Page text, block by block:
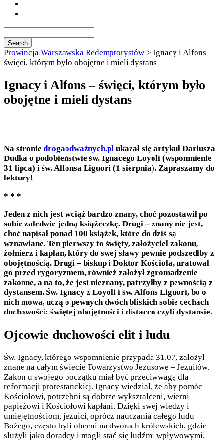
Prowincja Warszawska Redemptorystów > Ignacy i Alfons –
święci, którym było obojętne i mieli dystans
Ignacy i Alfons – święci, którym było
obojętne i mieli dystans
Na stronie drogaodważnych.pl ukazał się artykuł Dariusza
Dudka o podobieństwie św. Ignacego Loyoli (wspomnienie
31 lipca) i św. Alfonsa Liguori (1 sierpnia). Zapraszamy do
lektury!
* * *
Jeden z nich jest wciąż bardzo znany, choć pozostawił po
sobie zaledwie jedną książeczkę. Drugi – znany nie jest,
choć napisał ponad 100 książek, które do dziś są
wznawiane. Ten pierwszy to święty, założyciel zakonu,
żołnierz i kapłan, który do swej sławy pewnie podszedłby z
obojętnością. Drugi – biskup i Doktor Kościoła, uratował
go przed rygoryzmem, również założył zgromadzenie
zakonne, a na to, że jest nieznany, patrzyłby z pewnością z
dystansem. Św. Ignacy z Loyoli i św. Alfons Liguori, bo o
nich mowa, uczą o pewnych dwóch bliskich sobie cechach
duchowości: świętej obojętności i distacco czyli dystansie.
Ojcowie duchowości elit i ludu
Św. Ignacy, którego wspomnienie przypada 31.07, założył
znane na całym świecie Towarzystwo Jezusowe – Jezuitów.
Zakon u swojego początku miał być przeciwwagą dla
reformacji protestanckiej. Ignacy wiedział, że aby pomóc
Kościołowi, potrzebni są dobrze wykształceni, wierni
papieżowi i Kościołowi kapłani. Dzięki swej wiedzy i
umiejętnościom, jezuici, oprócz nauczania całego ludu
Bożego, często byli obecni na dworach królewskich, gdzie
służyli jako doradcy i mogli stać się ludźmi wpływowymi.